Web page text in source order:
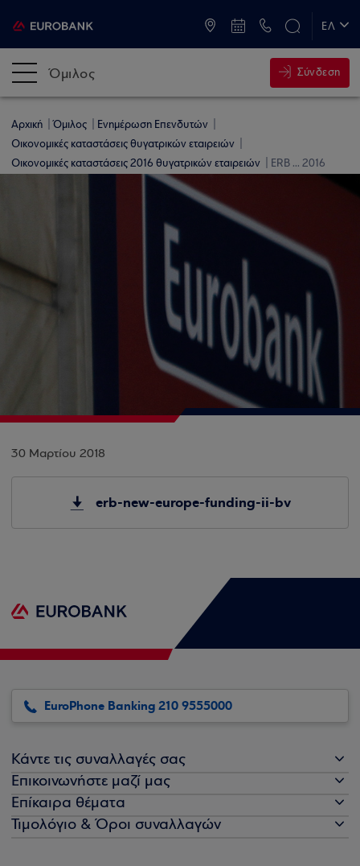
ΕΛ
Όμιλος Σύνδεση
Αρχική Όμιλος
Ενημέρωση Επενδυτών
Οικονομικές καταστάσεις θυγατρικών εταιρειών
Οικονομικές καταστάσεις 2016 θυγατρικών εταιρειών
ERB ... 2016
30 Μαρτίου 2018
erb-new-europe-funding-ii-bv
EuroPhone Banking 210 9555000
Κάντε τις συναλλαγές σας
Επικοινωνήστε μαζί μας
Επίκαιρα θέματα
Τιμολόγιο & Όροι συναλλαγών